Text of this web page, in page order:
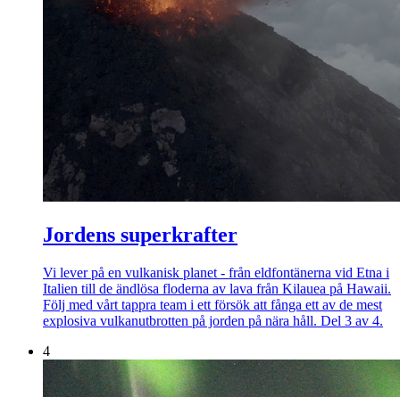
Jordens superkrafter
Vi lever på en vulkanisk planet - från eldfontänerna vid Etna i
Italien till de ändlösa floderna av lava från Kilauea på Hawaii.
Följ med vårt tappra team i ett försök att fånga ett av de mest
explosiva vulkanutbrotten på jorden på nära håll. Del 3 av 4.
4